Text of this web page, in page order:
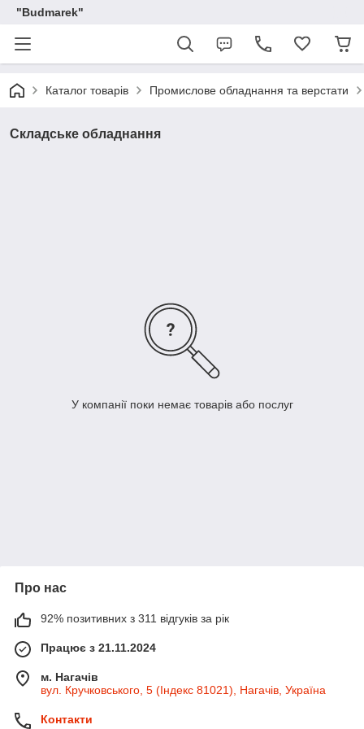
"Budmarek"
Каталог товарів Промислове обладнання та верстати
Складське обладнання
У компанії поки немає товарів або послуг
Про нас
92% позитивних з 311 відгуків за рік
Працює з 21.11.2024
м. Нагачів
вул. Кручковського, 5 (Індекс 81021), Нагачів, Україна
Контакти